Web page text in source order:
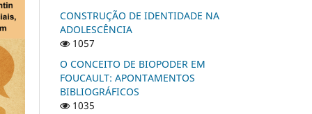
CONSTRUÇÃO DE IDENTIDADE NA
ADOLESCÊNCIA
1057
O CONCEITO DE BIOPODER EM
FOUCAULT: APONTAMENTOS
BIBLIOGRÁFICOS
1035